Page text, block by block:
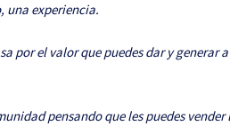
una experiencia.
por el valor que puedes dar y
pensando que les puedes